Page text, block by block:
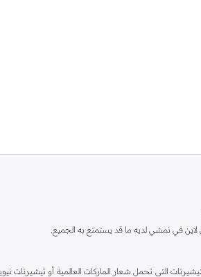
في نمشي لديه ما قد يستمتع به الجميع.
التي تحمل شعار الماركات العالمية أو تيشيرتات